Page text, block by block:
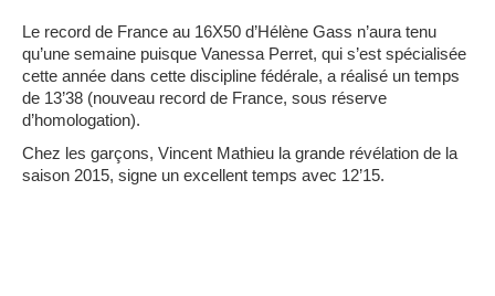
Le record de France au 16X50 d’Hélène Gass n’aura tenu
qu’une semaine puisque Vanessa Perret, qui s’est spécialisée
cette année dans cette discipline fédérale, a réalisé un temps
de 13’38 (nouveau record de France, sous réserve
d’homologation).
Chez les garçons, Vincent Mathieu la grande révélation de la
saison 2015, signe un excellent temps avec 12’15.